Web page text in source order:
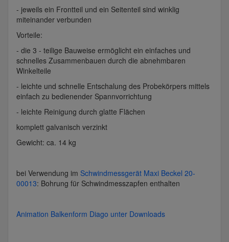
- jeweils ein Frontteil und ein Seitenteil sind winklig
miteinander verbunden
Vorteile:
- die 3 - teilige Bauweise ermöglicht ein einfaches und
schnelles Zusammenbauen durch die abnehmbaren
Winkelteile
- leichte und schnelle Entschalung des Probekörpers mittels
einfach zu bedienender Spannvorrichtung
- leichte Reinigung durch glatte Flächen
komplett galvanisch verzinkt
Gewicht: ca. 14 kg
bei Verwendung im Schwindmessgerät Maxi Beckel 20-
00013: Bohrung für Schwindmesszapfen enthalten
Animation Balkenform Diago unter Downloads